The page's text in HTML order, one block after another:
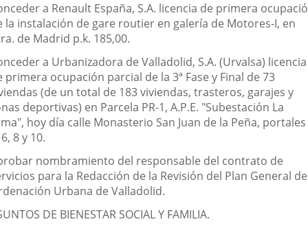
a Renault España, S.A. licencia de primera
la instalación de gare routier en galería de Motores-I, en
de Madrid p.k. 185,00.
a Urbanizadora de Valladolid, S.A. (Urvalsa) licencia
primera ocupación parcial de la 3ª Fase y Final de 73
(de un total de 183 viviendas, trasteros, garajes y
deportivas) en Parcela PR-1, A.P.E. "Subestación La
hoy día calle Monasterio San Juan de la Peña, portales
8 y 10.
nombramiento del responsable del contrato de
para la Redacción de la Revisión del Plan General de
Urbana de Valladolid.
DE BIENESTAR SOCIAL Y FAMILIA.